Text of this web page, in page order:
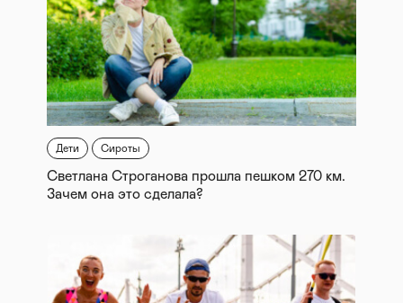
Дети Сироты
Светлана Строганова прошла пешком 270 км.
Зачем она это сделала?